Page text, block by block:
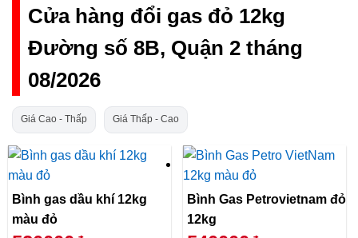
Cửa hàng đổi gas đỏ 12kg
Đường số 8B, Quận 2 tháng
08/2026
Giá Cao - Thấp Giá Thấp - Cao
Bình gas dầu khí 12kg
màu đỏ
Bình Gas Petrovietnam đỏ
12kg